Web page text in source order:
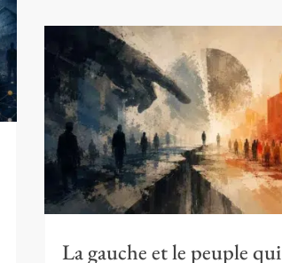
La gauche et le peuple qui